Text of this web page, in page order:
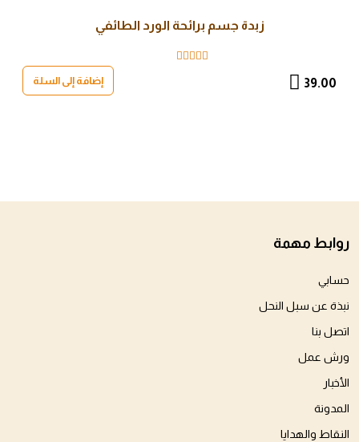
زبدة جسم برائحة الورد الطائفي
39.00 إضافة إلى السلة
روابط مهمة
حسابي
نبذة عن سبل النحل
اتصل بنا
ورش عمل
الأخبار
المدونة
النقاط والهدايا